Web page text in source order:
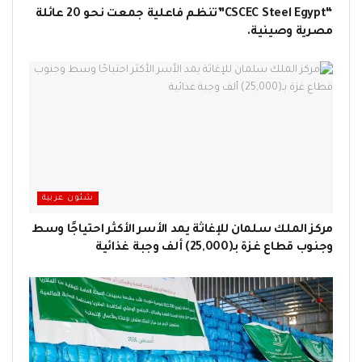
“CSCEC Steel Egypt”تنظم فاعلية جمعت نحو 20 عائلة
مصرية وصينية.
شئون عربية
مركز الملك سلمان للإغاثة يمد الأسر الأكثر احتياجًا وسط
وجنوب قطاع غزة بـ(25,000) ألف وجبة غذائية